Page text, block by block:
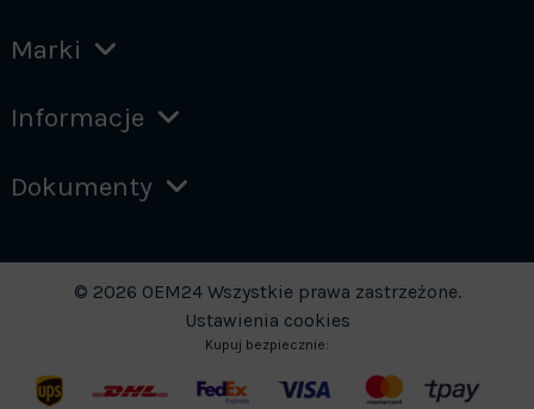
Marki
Informacje
Dokumenty
© 2026 OEM24 Wszystkie prawa zastrzeżone.
Ustawienia cookies
Kupuj bezpiecznie: